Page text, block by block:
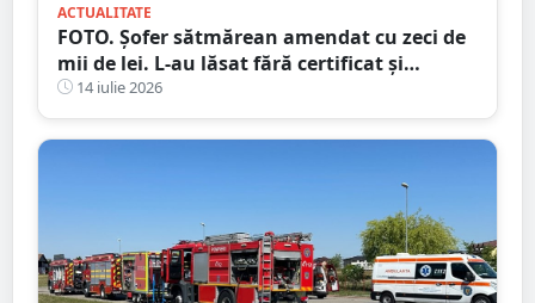
ACTUALITATE
FOTO. Șofer sătmărean amendat cu zeci de
mii de lei. L-au lăsat fără certificat și
plăcuțe
14 iulie 2026